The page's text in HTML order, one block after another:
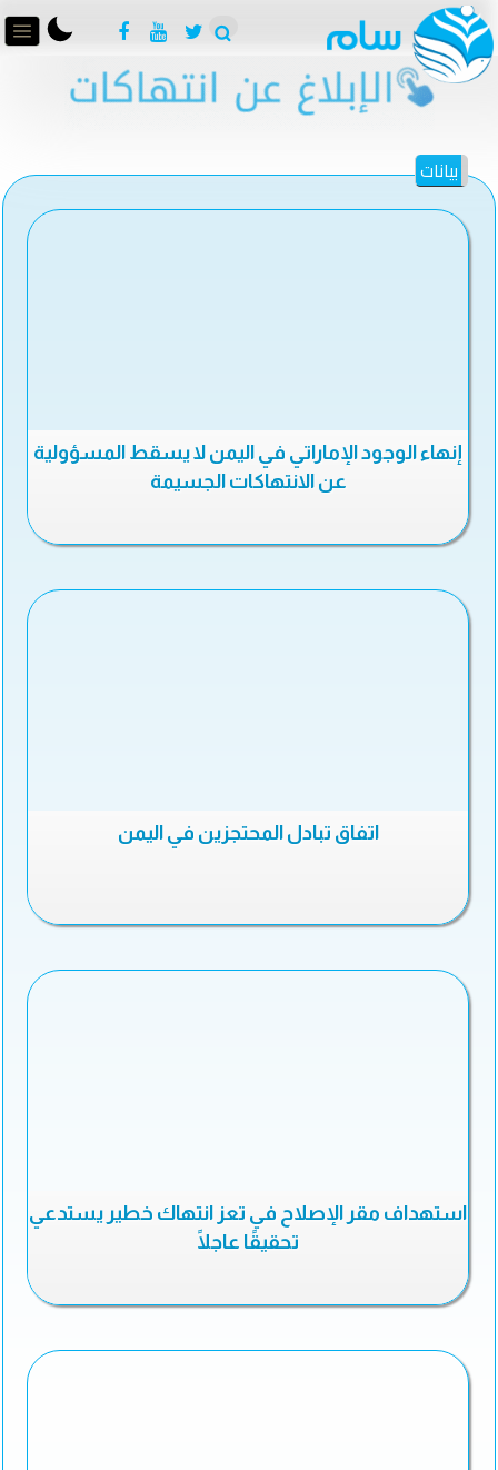
بيانات
إنهاء الوجود الإماراتي في اليمن لا يسقط المسؤولية
عن الانتهاكات الجسيمة
اتفاق تبادل المحتجزين في اليمن
استهداف مقر الإصلاح في تعز انتهاك خطير يستدعي
تحقيقًا عاجلًا